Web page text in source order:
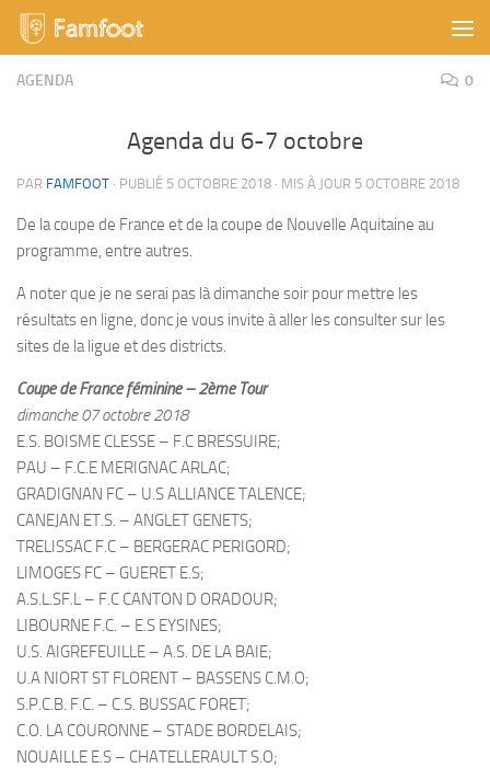
Skip to content
AGENDA 0
Agenda du 6-7 octobre
PAR FAMFOOT · PUBLIÉ 5 OCTOBRE 2018 · MIS À JOUR 5 OCTOBRE 2018
De la coupe de France et de la coupe de Nouvelle Aquitaine au
programme, entre autres.
A noter que je ne serai pas là dimanche soir pour mettre les
résultats en ligne, donc je vous invite à aller les consulter sur les
sites de la ligue et des districts.
Coupe de France féminine – 2ème Tour
dimanche 07 octobre 2018
E.S. BOISME CLESSE – F.C BRESSUIRE;
PAU – F.C.E MERIGNAC ARLAC;
GRADIGNAN FC – U.S ALLIANCE TALENCE;
CANEJAN ET.S. – ANGLET GENETS;
TRELISSAC F.C – BERGERAC PERIGORD;
LIMOGES FC – GUERET E.S;
A.S.L.SF.L – F.C CANTON D ORADOUR;
LIBOURNE F.C. – E.S EYSINES;
U.S. AIGREFEUILLE – A.S. DE LA BAIE;
U.A NIORT ST FLORENT – BASSENS C.M.O;
S.P.C.B. F.C. – C.S. BUSSAC FORET;
C.O. LA COURONNE – STADE BORDELAIS;
NOUAILLE E.S – CHATELLERAULT S.O;